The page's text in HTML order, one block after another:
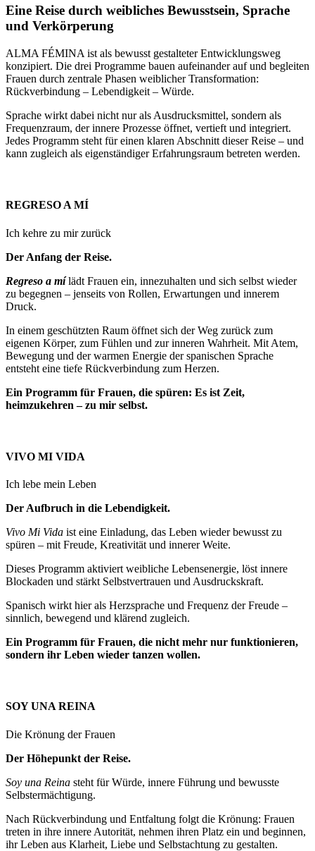
Eine Reise durch weibliches Bewusstsein, Sprache
und Verkörperung
ALMA FÉMINA ist als bewusst gestalteter Entwicklungsweg
konzipiert. Die drei Programme bauen aufeinander auf und begleiten
Frauen durch zentrale Phasen weiblicher Transformation:
Rückverbindung – Lebendigkeit – Würde.
Sprache wirkt dabei nicht nur als Ausdrucksmittel, sondern als
Frequenzraum, der innere Prozesse öffnet, vertieft und integriert.
Jedes Programm steht für einen klaren Abschnitt dieser Reise – und
kann zugleich als eigenständiger Erfahrungsraum betreten werden.
REGRESO A MÍ
Ich kehre zu mir zurück
Der Anfang der Reise.
Regreso a mílädt Frauen ein, innezuhalten und sich selbst wieder
zu begegnen – jenseits von Rollen, Erwartungen und innerem
Druck.
In einem geschützten Raum öffnet sich der Weg zurück zum
eigenen Körper, zum Fühlen und zur inneren Wahrheit. Mit Atem,
Bewegung und der warmen Energie der spanischen Sprache
entsteht eine tiefe Rückverbindung zum Herzen.
Ein Programm für Frauen, die spüren: Es ist Zeit,
heimzukehren – zu mir selbst.
VIVO MI VIDA
Ich lebe mein Leben
Der Aufbruch in die Lebendigkeit.
Vivo Mi Vida ist eine Einladung, das Leben wieder bewusst zu
spüren – mit Freude, Kreativität und innerer Weite.
Dieses Programm aktiviert weibliche Lebensenergie, löst innere
Blockaden und stärkt Selbstvertrauen und Ausdruckskraft.
Spanisch wirkt hier als Herzsprache und Frequenz der Freude –
sinnlich, bewegend und klärend zugleich.
Ein Programm für Frauen, die nicht mehr nur funktionieren,
sondern ihr Leben wieder tanzen wollen.
SOY UNA REINA
Die Krönung der Frauen
Der Höhepunkt der Reise.
Soy una Reina steht für Würde, innere Führung und bewusste
Selbstermächtigung.
Nach Rückverbindung und Entfaltung folgt die Krönung: Frauen
treten in ihre innere Autorität, nehmen ihren Platz ein und beginnen,
ihr Leben aus Klarheit, Liebe und Selbstachtung zu gestalten.